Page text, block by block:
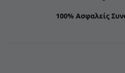
100% Ασφαλείς